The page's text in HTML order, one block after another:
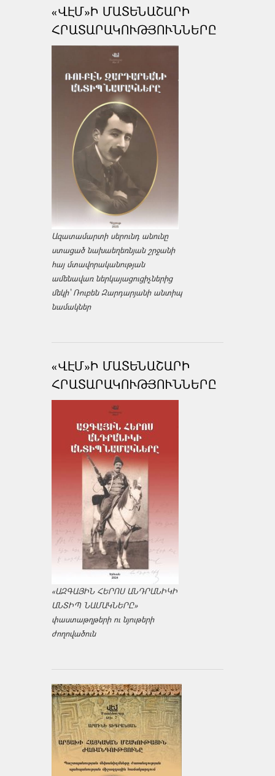
«ՎԷՄ»Ի ՄԱՏԵՆԱՇԱՐԻ
ՀՐԱՏԱՐԱԿՈՒԹՅՈՒՆՆԵՐԸ
Ազատամարտի սերունդ անունը
ստացած նախաեղեռնյան շրջանի
հայ մտավորականության
ամենավառ ներկայացուցիչներից
մեկի՝ Ռուբեն Զարդարյանի անտիպ
նամակներ
«ՎԷՄ»Ի ՄԱՏԵՆԱՇԱՐԻ
ՀՐԱՏԱՐԱԿՈՒԹՅՈՒՆՆԵՐԸ
«ԱԶԳԱՅԻՆ ՀԵՐՈՍ ԱՆԴՐԱՆԻԿԻ
ԱՆՏԻՊ ՆԱՄԱԿՆԵՐԸ»
փաստաթղթերի ու նյութերի
ժողովածուն